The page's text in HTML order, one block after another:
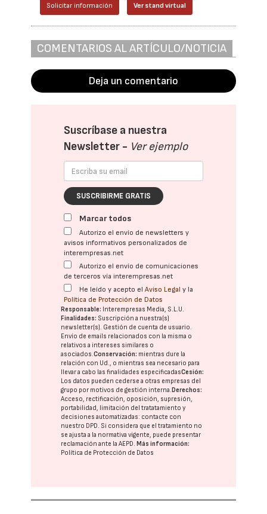
Solicitar información Ver stand virtual
COMENTARIOS AL ARTÍCULO/NOTICIA
Deja un comentario
Suscríbase a nuestra
Newsletter - Ver ejemplo
SUSCRIBIRME GRATIS
Marcar todos
Autorizo el envío de newsletters y
avisos informativos personalizados de
interempresas.net
Autorizo el envío de comunicaciones
de terceros vía interempresas.net
He leído y acepto elAviso Legal y la
Política de Protección de Datos
Responsable: Interempresas Media, S.L.U.
Finalidades: Suscripción a nuestra(s)
newsletter(s). Gestión de cuenta de usuario.
Envío de emails relacionados con la misma o
relativos a intereses similares o
asociados.Conservación: mientras dure la
relación con Ud., o mientras sea necesario para
llevar a cabo las finalidades especificadasCesión:
Los datos pueden cederse a otras empresas del
grupo por motivos de gestión interna. Derechos:
Acceso, rectificación, oposición, supresión,
portabilidad, limitación del tratatamiento y
decisiones automatizadas: contacte con
nuestro DPD. Si considera que el tratamiento no
se ajusta a la normativa vigente, puede presentar
reclamación ante laAEPD. Más información:
Política de Protección de Datos